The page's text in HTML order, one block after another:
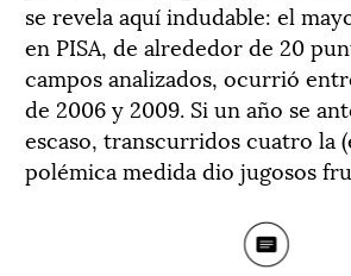
se revela aquí indudable: el
en PISA, de alrededor de 20
campos analizados, ocurrió
de 2006 y 2009. Si un año se
escaso, transcurridos cuatro la
polémica medida dio jugosos